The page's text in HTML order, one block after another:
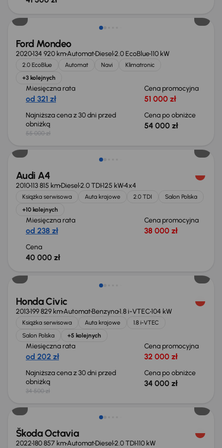
Taniej o 1 000 zł
Ford Mondeo
2020134 920 kmAutomatDiesel2.0 EcoBlue110 kW
2.0 EcoBlue Automat Navi
Klimatronic
+3 kolejnych
Miesięczna rata
od 321 zł
Cena promocyjna
51 000 zł
Najniższa cena z 30 dni przed
obniżką
55 000 zł
Cena po obniżce
54 000 zł
Audi A4
2010113 815 kmDiesel2.0 TDI125 kW4x4
Książka serwisowa Auta krajowe 2.0 TDI
Salon Polska
+10 kolejnych
Miesięczna rata
od 238 zł
Cena promocyjna
38 000 zł
Cena
40 000 zł
Honda Civic
2013199 829 kmAutomatBenzyna1.8 i-VTEC104 kW
Książka serwisowa Auta krajowe
1.8 i-VTEC
Salon Polska
+5 kolejnych
Miesięczna rata
od 202 zł
Cena promocyjna
32 000 zł
Najniższa cena z 30 dni przed
obniżką
34 500 zł
Cena po obniżce
34 000 zł
Świeżo skupione
Škoda Octavia
2022180 857 kmAutomatDiesel2.0 TDI110 kW